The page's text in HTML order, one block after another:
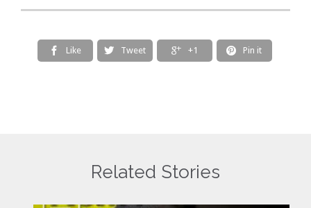
 Like  Tweet  +1  Pin it
Related Stories